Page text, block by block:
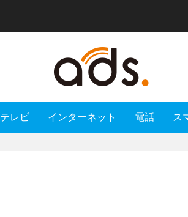
テレビ インターネット 電話 ス